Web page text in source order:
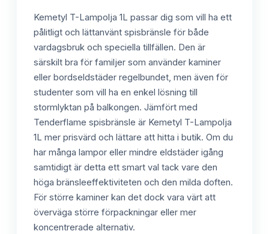
Kemetyl T-Lampolja 1L passar dig som vill ha ett
pålitligt och lättanvänt spisbränsle för både
vardagsbruk och speciella tillfällen. Den är
särskilt bra för familjer som använder kaminer
eller bordseldstäder regelbundet, men även för
studenter som vill ha en enkel lösning till
stormlyktan på balkongen. Jämfört med
Tenderflame spisbränsle är Kemetyl T-Lampolja
1L mer prisvärd och lättare att hitta i butik. Om du
har många lampor eller mindre eldstäder igång
samtidigt är detta ett smart val tack vare den
höga bränsleeffektiviteten och den milda doften.
För större kaminer kan det dock vara värt att
överväga större förpackningar eller mer
koncentrerade alternativ.